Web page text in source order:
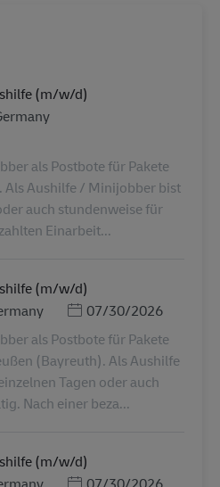
(m/w/d)
als Postbote für Pakete
Als Aushilfe / Minijobber bist
auch stundenweise für
Einarbeit...
(m/w/d)
Posted Date
07/30/2026
als Postbote für Pakete
(Bayreuth). Als Aushilfe
Tagen oder auch
Nach einer beza...
(m/w/d)
Posted Date